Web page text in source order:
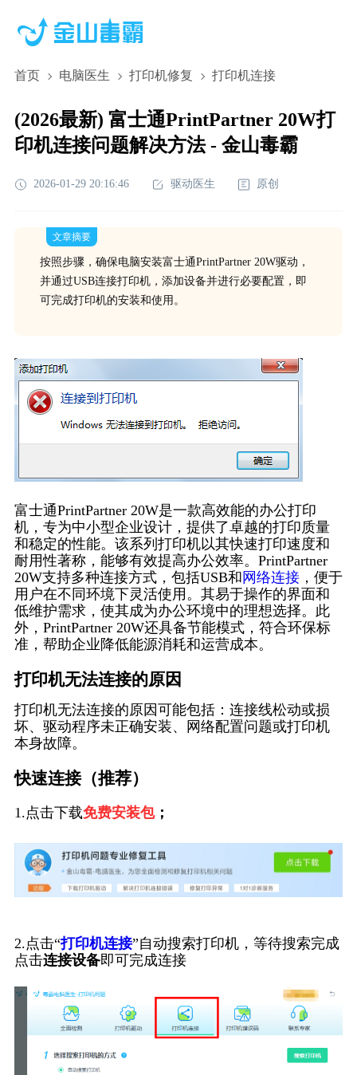
首页 电脑医生 打印机修复 打印机连接
(2026最新) 富士通PrintPartner 20W打
印机连接问题解决方法 - 金山毒霸
2026-01-29 20:16:46 驱动医生 原创
文章摘要
按照步骤，确保电脑安装富士通PrintPartner 20W驱动，
并通过USB连接打印机，添加设备并进行必要配置，即
可完成打印机的安装和使用。
富士通PrintPartner 20W是一款高效能的办公打印
机，专为中小型企业设计，提供了卓越的打印质量
和稳定的性能。该系列打印机以其快速打印速度和
耐用性著称，能够有效提高办公效率。PrintPartner
20W支持多种连接方式，包括USB和 网络连接，便于
用户在不同环境下灵活使用。其易于操作的界面和
低维护需求，使其成为办公环境中的理想选择。此
外，PrintPartner 20W还具备节能模式，符合环保标
准，帮助企业降低能源消耗和运营成本。
打印机无法连接的原因
打印机无法连接的原因可能包括：连接线松动或损
坏、驱动程序未正确安装、网络配置问题或打印机
本身故障。
快速连接（推荐）
1.点击下载免费安装包；
2.点击“打印机连接”自动搜索打印机，等待搜索完成
点击连接设备即可完成连接